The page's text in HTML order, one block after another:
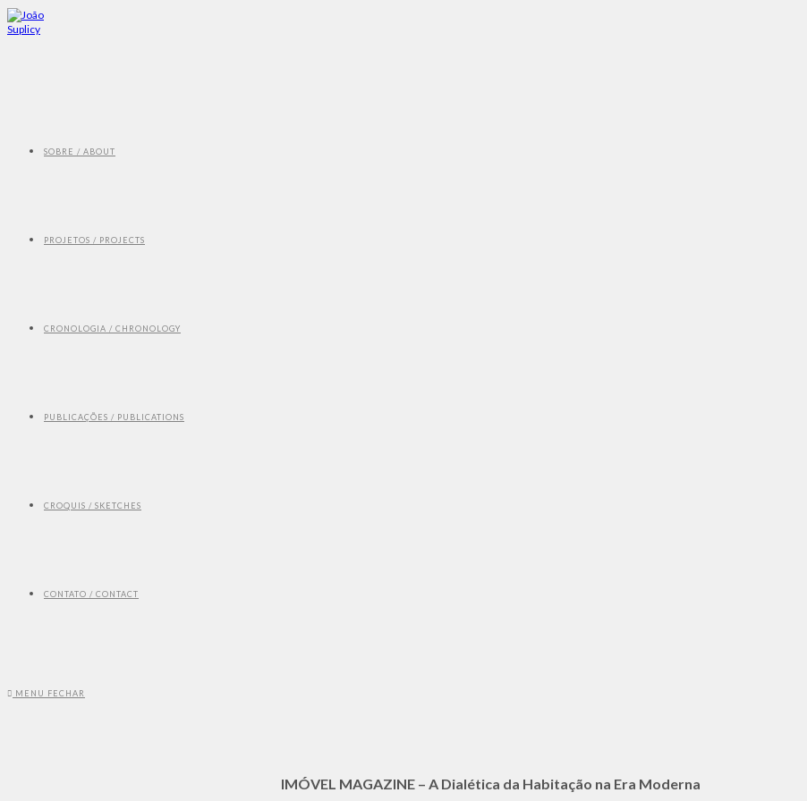
SOBRE / ABOUT
PROJETOS / PROJECTS
CRONOLOGIA / CHRONOLOGY
PUBLICAÇÕES / PUBLICATIONS
CROQUIS / SKETCHES
CONTATO / CONTACT
MENU FECHAR
IMÓVEL MAGAZINE – A Dialética da Habitação na Era Moderna